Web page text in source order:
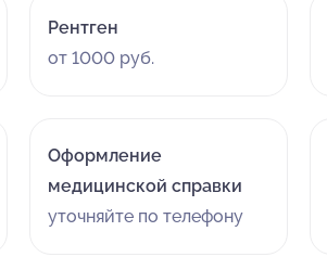
Рентген
от 1000 руб.
Оформление
медицинской справки
уточняйте по телефону